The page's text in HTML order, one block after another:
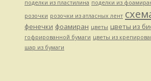
поделки из пластилина поделки из
розочки розочки из атласных лент
фенечки фоамиран цветы цветы из
гофрированной бумаги цветы из
шар из бумаги